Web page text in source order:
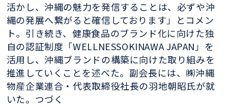
活かし、沖縄の魅力を発信することは、必ずや沖
縄の発展へ繋がると確信しておりま す」とコメン
ト。 引き続き、健康食品のブランド化に向けた独
自の認証制度「WELLNESSOKINAWA JAPAN」 を
活用し、沖縄ブランドの構築に向けた取り組みを
推進していくことを述べた。 副会長には、㈱沖縄
物産企業連合・代表取締役社長の羽地朝昭氏が就
いた。つづく